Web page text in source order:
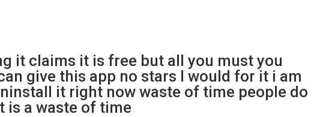
it claims it is free but all you must you
give this app no stars I would for it i am
it right now waste of time people do
is a waste of time